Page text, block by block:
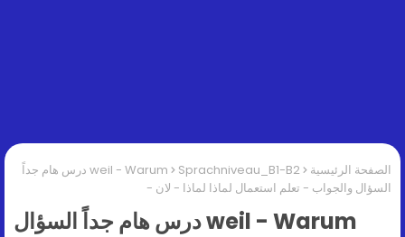
الصفحة الرئيسية Sprachniveau_B1-B2
weil - Warum درس هام جداً
السؤال والجواب - تعلم استعمال لماذا لماذا - لان -
weil - Warum درس هام جداً السؤال